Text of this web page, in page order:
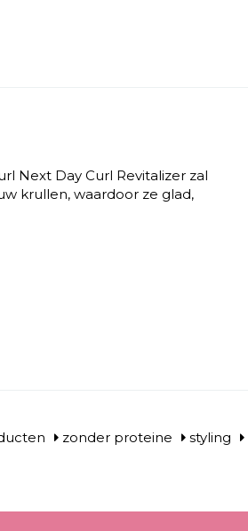
Next Day Curl Revitalizer zal
krullen, waardoor ze glad,
zonder proteine styling